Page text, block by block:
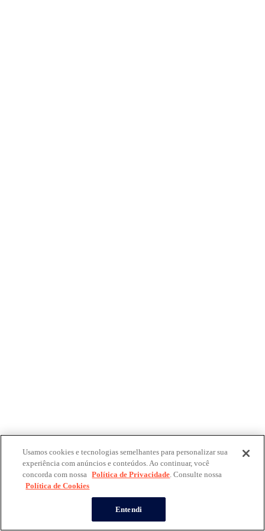
Usamos cookies e tecnologias semelhantes para personalizar sua
experiência com anúncios e conteúdos. Ao continuar, você
concorda com nossa Política de Privacidade. Consulte nossa
Política de Cookies
Entendi